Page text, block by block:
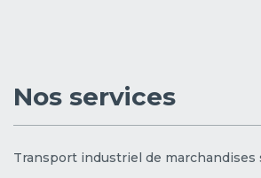
Nos services
Transport industriel de marchandises